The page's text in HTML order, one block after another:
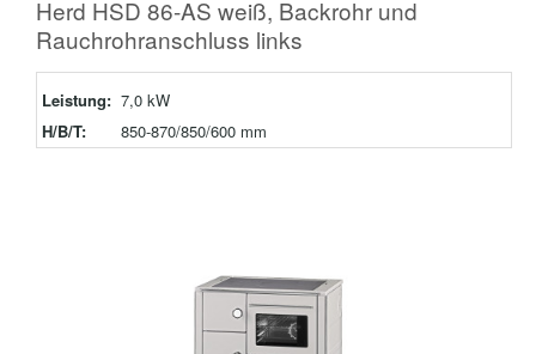
Herd HSD 86-AS weiß, Backrohr und
Rauchrohranschluss links
Leistung: 7,0 kW
H/B/T:
850-870/850/600 mm